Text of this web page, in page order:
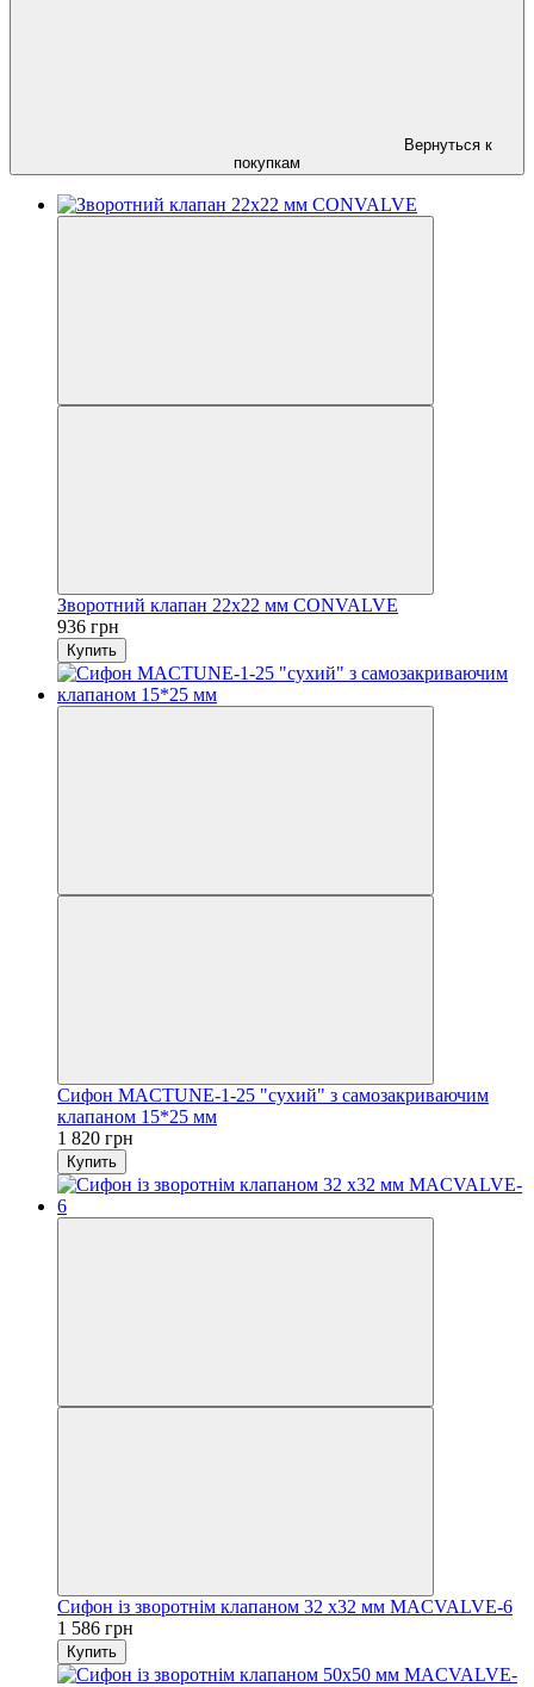
Вернуться к
покупкам
Зворотний клапан 22х22 мм CONVALVE
936 грн
Купить
Сифон MACTUNE-1-25 "сухий" з самозакриваючим
клапаном 15*25 мм
1 820 грн
Купить
Сифон із зворотнім клапаном 32 х32 мм MACVALVE-6
1 586 грн
Купить